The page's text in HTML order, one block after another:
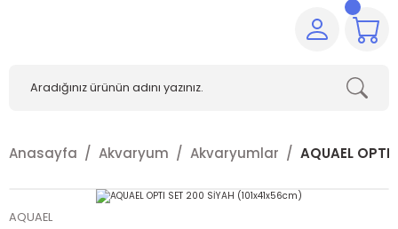
Anasayfa Akvaryum Akvaryumlar AQUAEL
AQUAEL